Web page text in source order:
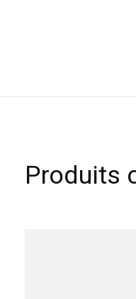
Produits